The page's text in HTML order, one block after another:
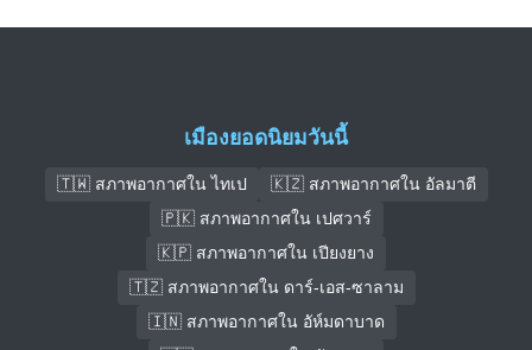
เมืองยอดนิยมวันนี้
🇹🇼 สภาพอากาศใน ไทเป
🇰🇿 สภาพอากาศใน อัลมาตี
🇵🇰 สภาพอากาศใน เปศวาร์
🇰🇵 สภาพอากาศใน เปียงยาง
🇹🇿 สภาพอากาศใน ดาร์-เอส-ซาลาม
🇮🇳 สภาพอากาศใน อัห์มดาบาด